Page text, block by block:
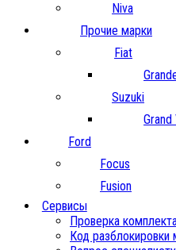
Niva
Прочие марки
Fiat
Suzuki
Grand
Ford
Focus
Fusion
Сервисы
Проверка
Код разблокировки